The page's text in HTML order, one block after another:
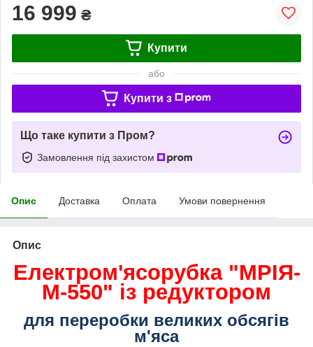
16 999 ₴
Купити
або
Купити з
Що таке купити з Пром?
Замовлення під захистом
Опис Доставка Оплата Умови повернення
Опис
Електром'ясорубка "МРІЯ-
М-550" із редуктором
для переробки великих обсягів
м'яса